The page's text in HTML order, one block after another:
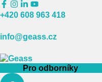
Přeskočit
na
+420 608 963 418
info@geass.cz
Pro odborníky
Hledat